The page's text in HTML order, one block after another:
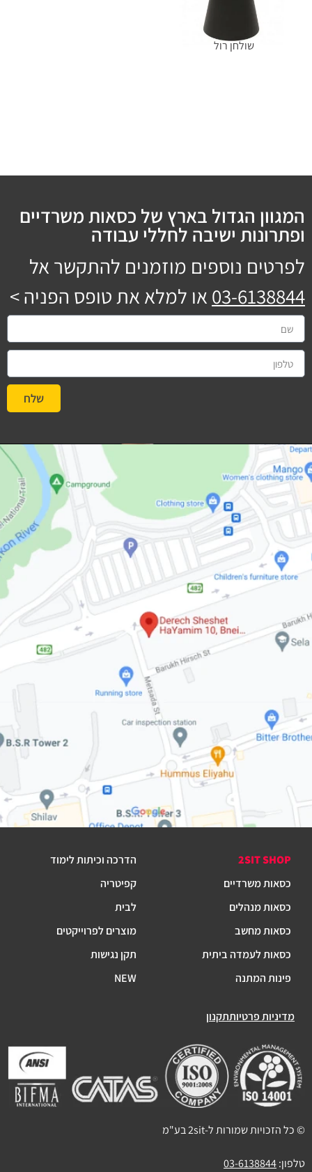
שולחן רול
המגוון הגדול בארץ של כסאות משרדיים
ופתרונות ישיבה לחללי עבודה
לפרטים נוספים מוזמנים להתקשר אל
03-6138844 או למלא את טופס הפניה >
שלח
2SIT SHOP
כסאות משרדיים
כסאות מנהלים
כסאות מחשב
כסאות לעמדה ביתית
פינות המתנה
הדרכה וכיתות לימוד
קפיטריה
לבית
מוצרים לפרוייקטים
תקן נגישות
NEW
מדיניות פרטיותתקנון
© כל הזכויות שמורות ל-2sit בע"מ
טלפון:03-6138844